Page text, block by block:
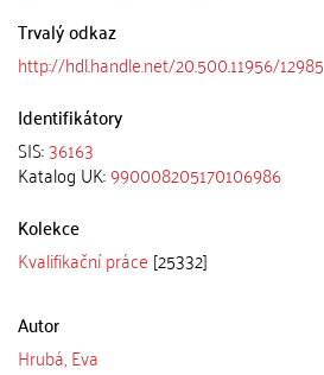
Trvalý odkaz
http://hdl.handle.net/20.500.11956/12985
Identifikátory
SIS:36163
Katalog UK:990008205170106986
Kolekce
Kvalifikační práce [25332]
Autor
Hrubá, Eva